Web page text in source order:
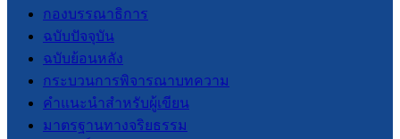
กองบรรณาธิการ
ฉบับปัจจุบัน
ฉบับย้อนหลัง
กระบวนการพิจารณาบทความ
คำแนะนำสำหรับผู้เขียน
มาตรฐานทางจริยธรรม